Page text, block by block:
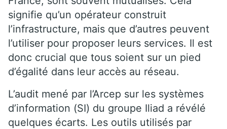
signifie qu’un opérateur construit
l’infrastructure, mais que d’autres peuvent
l’utiliser pour proposer leurs services. Il est
donc crucial que tous soient sur un pied
d’égalité dans leur accès au réseau.
L’audit mené par l’Arcep sur les systèmes
d’information (SI) du groupe Iliad a révélé
quelques écarts. Les outils utilisés par